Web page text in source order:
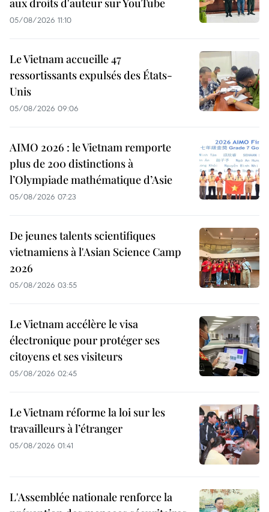
aux droits d'auteur sur YouTube
05/08/2026 11:10
Le Vietnam accueille 47
ressortissants expulsés des États-
Unis
05/08/2026 09:06
AIMO 2026 : le Vietnam remporte
plus de 200 distinctions à
l’Olympiade mathématique d’Asie
05/08/2026 07:23
De jeunes talents scientifiques
vietnamiens à l'Asian Science Camp
2026
05/08/2026 03:55
Le Vietnam accélère le visa
électronique pour protéger ses
citoyens et ses visiteurs
05/08/2026 02:45
Le Vietnam réforme la loi sur les
travailleurs à l’étranger
05/08/2026 01:41
L'Assemblée nationale renforce la